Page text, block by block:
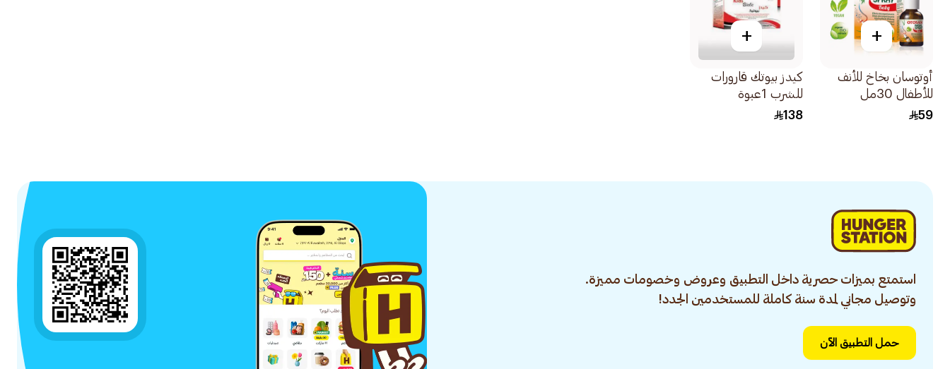
+
أوتوسان بخاخ للأنف
للأطفال 30مل
59
+
كيدز بيوتك قارورات
للشرب 1عبوة
138
استمتع بميزات حصرية داخل التطبيق وعروض وخصومات مميزة.
وتوصيل مجاني لمدة سنة كاملة للمستخدمين الجدد!
حمل التطبيق الآن